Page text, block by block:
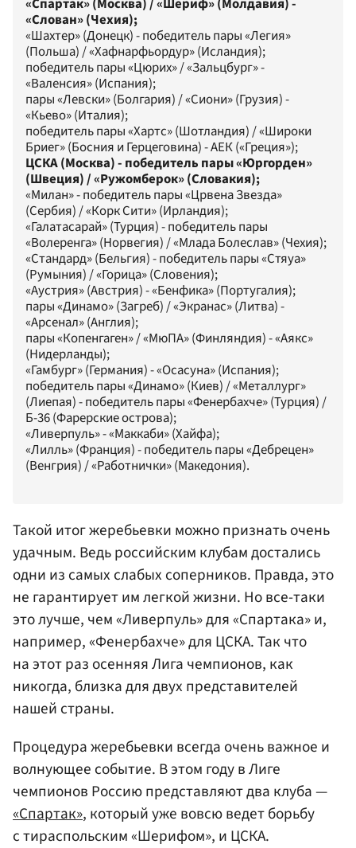
«Спартак» (Москва) / «Шериф» (Молдавия) -
«Слован» (Чехия);
«Шахтер» (Донецк) - победитель пары «Легия»
(Польша) / «Хафнарфьордур» (Исландия);
победитель пары «Цюрих» / «Зальцбург» -
«Валенсия» (Испания);
пары «Левски» (Болгария) / «Сиони» (Грузия) -
«Кьево» (Италия);
победитель пары «Хартс» (Шотландия) / «Широки
Бриег» (Босния и Герцеговина) - АЕК («Греция»);
ЦСКА (Москва) - победитель пары «Юргорден»
(Швеция) / «Ружомберок» (Словакия);
«Милан» - победитель пары «Црвена Звезда»
(Сербия) / «Корк Сити» (Ирландия);
«Галатасарай» (Турция) - победитель пары
«Волеренга» (Норвегия) / «Млада Болеслав» (Чехия);
«Стандард» (Бельгия) - победитель пары «Стяуа»
(Румыния) / «Горица» (Словения);
«Аустрия» (Австрия) - «Бенфика» (Португалия);
пары «Динамо» (Загреб) / «Экранас» (Литва) -
«Арсенал» (Англия);
пары «Копенгаген» / «МюПА» (Финляндия) - «Аякс»
(Нидерланды);
«Гамбург» (Германия) - «Осасуна» (Испания);
победитель пары «Динамо» (Киев) / «Металлург»
(Лиепая) - победитель пары «Фенербахче» (Турция) /
Б-36 (Фарерские острова);
«Ливерпуль» - «Маккаби» (Хайфа);
«Лилль» (Франция) - победитель пары «Дебрецен»
(Венгрия) / «Работнички» (Македония).
Такой итог жеребьевки можно признать очень
удачным. Ведь российским клубам достались
одни из самых слабых соперников. Правда, это
не гарантирует им легкой жизни. Но все-таки
это лучше, чем «Ливерпуль» для «Спартака» и,
например, «Фенербахче» для ЦСКА. Так что
на этот раз осенняя Лига чемпионов, как
никогда, близка для двух представителей
нашей страны.
Процедура жеребьевки всегда очень важное и
волнующее событие. В этом году в Лиге
чемпионов Россию представляют два клуба —
«Спартак», который уже вовсю ведет борьбу
с тираспольским «Шерифом», и ЦСКА.